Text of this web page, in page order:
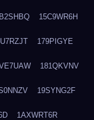
15C9WR6H
179PIGYE
181QKVNV
19SYNG2F
1AXWRT6R